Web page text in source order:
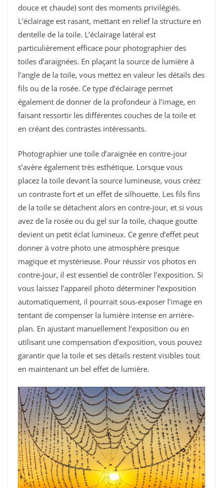
douce et chaude) sont des moments privilégiés.
L’éclairage est rasant, mettant en relief la structure en
dentelle de la toile. L’éclairage latéral est
particulièrement efficace pour photographier des
toiles d’araignées. En plaçant la source de lumière à
l’angle de la toile, vous mettez en valeur les détails des
fils ou de la rosée. Ce type d’éclairage permet
également de donner de la profondeur à l’image, en
faisant ressortir les différentes couches de la toile et
en créant des contrastes intéressants.
Photographier une toile d’araignée en contre-jour
s’avère également très esthétique. Lorsque vous
placez la toile devant la source lumineuse, vous créez
un contraste fort et un effet de silhouette. Les fils fins
de la toile se détachent alors en contre-jour, et si vous
avez de la rosée ou du gel sur la toile, chaque goutte
devient un petit éclat lumineux. Ce genre d’effet peut
donner à votre photo une atmosphère presque
magique et mystérieuse. Pour réussir vos photos en
contre-jour, il est essentiel de contrôler l’exposition. Si
vous laissez l’appareil photo déterminer l’exposition
automatiquement, il pourrait sous-exposer l’image en
tentant de compenser la lumière intense en arrière-
plan. En ajustant manuellement l’exposition ou en
utilisant une compensation d’exposition, vous pouvez
garantir que la toile et ses détails restent visibles tout
en maintenant un bel effet de lumière.